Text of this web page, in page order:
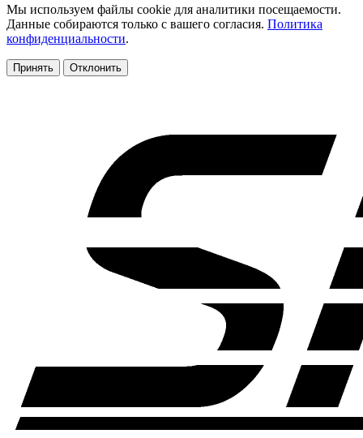
Мы используем файлы cookie для аналитики посещаемости.
Данные собираются только с вашего согласия. Политика
конфиденциальности.
Принять Отклонить